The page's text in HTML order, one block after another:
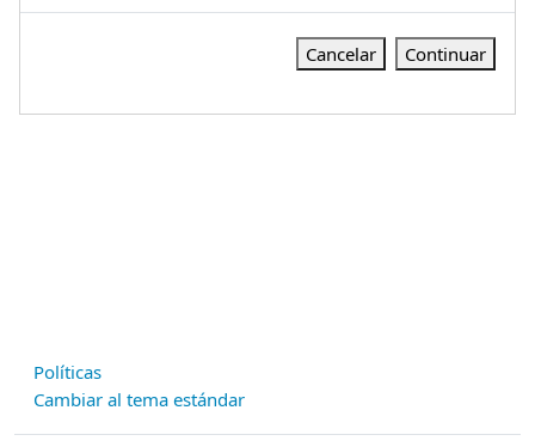
Cancelar Continuar
Políticas
Cambiar al tema estándar